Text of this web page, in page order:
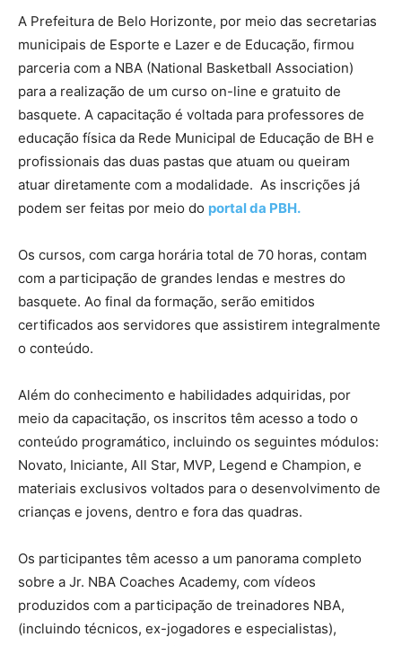
A Prefeitura de Belo Horizonte, por meio das secretarias
municipais de Esporte e Lazer e de Educação, firmou
parceria com a NBA (National Basketball Association)
para a realização de um curso on-line e gratuito de
basquete. A capacitação é voltada para professores de
educação física da Rede Municipal de Educação de BH e
profissionais das duas pastas que atuam ou queiram
atuar diretamente com a modalidade. As inscrições já
podem ser feitas por meio do portal da PBH.
Os cursos, com carga horária total de 70 horas, contam
com a participação de grandes lendas e mestres do
basquete. Ao final da formação, serão emitidos
certificados aos servidores que assistirem integralmente
o conteúdo.
Além do conhecimento e habilidades adquiridas, por
meio da capacitação, os inscritos têm acesso a todo o
conteúdo programático, incluindo os seguintes módulos:
Novato, Iniciante, All Star, MVP, Legend e Champion, e
materiais exclusivos voltados para o desenvolvimento de
crianças e jovens, dentro e fora das quadras.
Os participantes têm acesso a um panorama completo
sobre a Jr. NBA Coaches Academy, com vídeos
produzidos com a participação de treinadores NBA,
(incluindo técnicos, ex-jogadores e especialistas),